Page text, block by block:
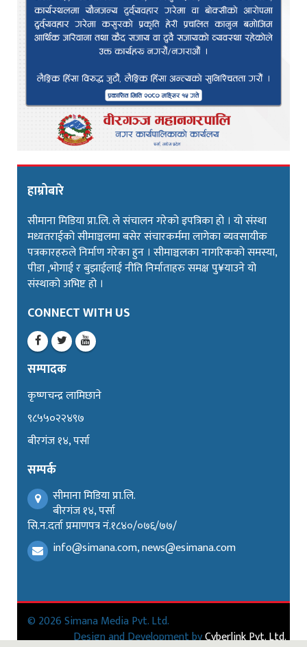
हाम्रोबारे
सीमाना मिडिया प्रा.लि. ले संचालन गरेको इपत्रिका हो । यो संस्था
मध्यतराईको सीमाञ्चलमा बसेर संचारकर्ममा लागेका ब्यवसायीक
पत्रकारहरुले निर्माण गरेका हुन । सीमाञ्चलका नागरिकको समस्या,
पीडा ,भोगाई र बुझाईलाई नीति निर्माताहरु समक्ष पु¥याउने यो
संस्थाको अभिष्ट हो ।
CONNECT WITH US
सम्पादक
कृष्णचन्द्र लामिछाने
९८५५०२२४९७
बीरगंज १४, पर्सा
सम्पर्क
सीमाना मिडिया प्रा.लि.
बीरगंज १४, पर्सा
सि.न.दर्ता प्रमाणपत्र नं.१८४०/०७६/७७/
info@simana.com, news@esimana.com
© 2026 Simana Media Pvt. Ltd.
Design and Development byCyberlink Pvt. Ltd.